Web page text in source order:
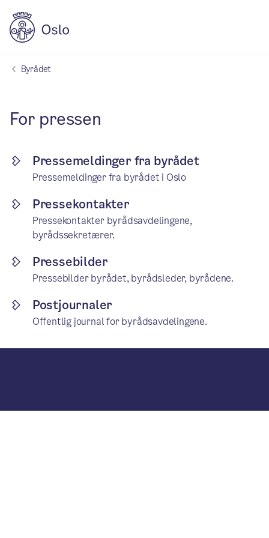
Byrådet
For pressen
Pressemeldinger fra byrådet
Pressemeldinger fra byrådet i Oslo
Pressekontakter
Pressekontakter byrådsavdelingene,
byrådssekretærer.
Pressebilder
Pressebilder byrådet, byrådsleder, byrådene.
Postjournaler
Offentlig journal for byrådsavdelingene.